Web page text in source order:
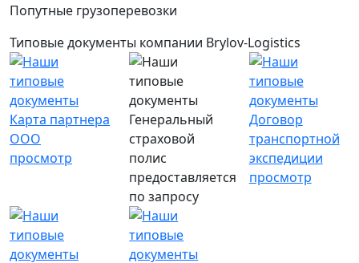
Попутные грузоперевозки
Типовые документы компании Brylov-Logistics
Карта партнера
ООО
просмотр
Генеральный
страховой
полис
предоставляется
по запросу
Договор
транспортной
экспедиции
просмотр